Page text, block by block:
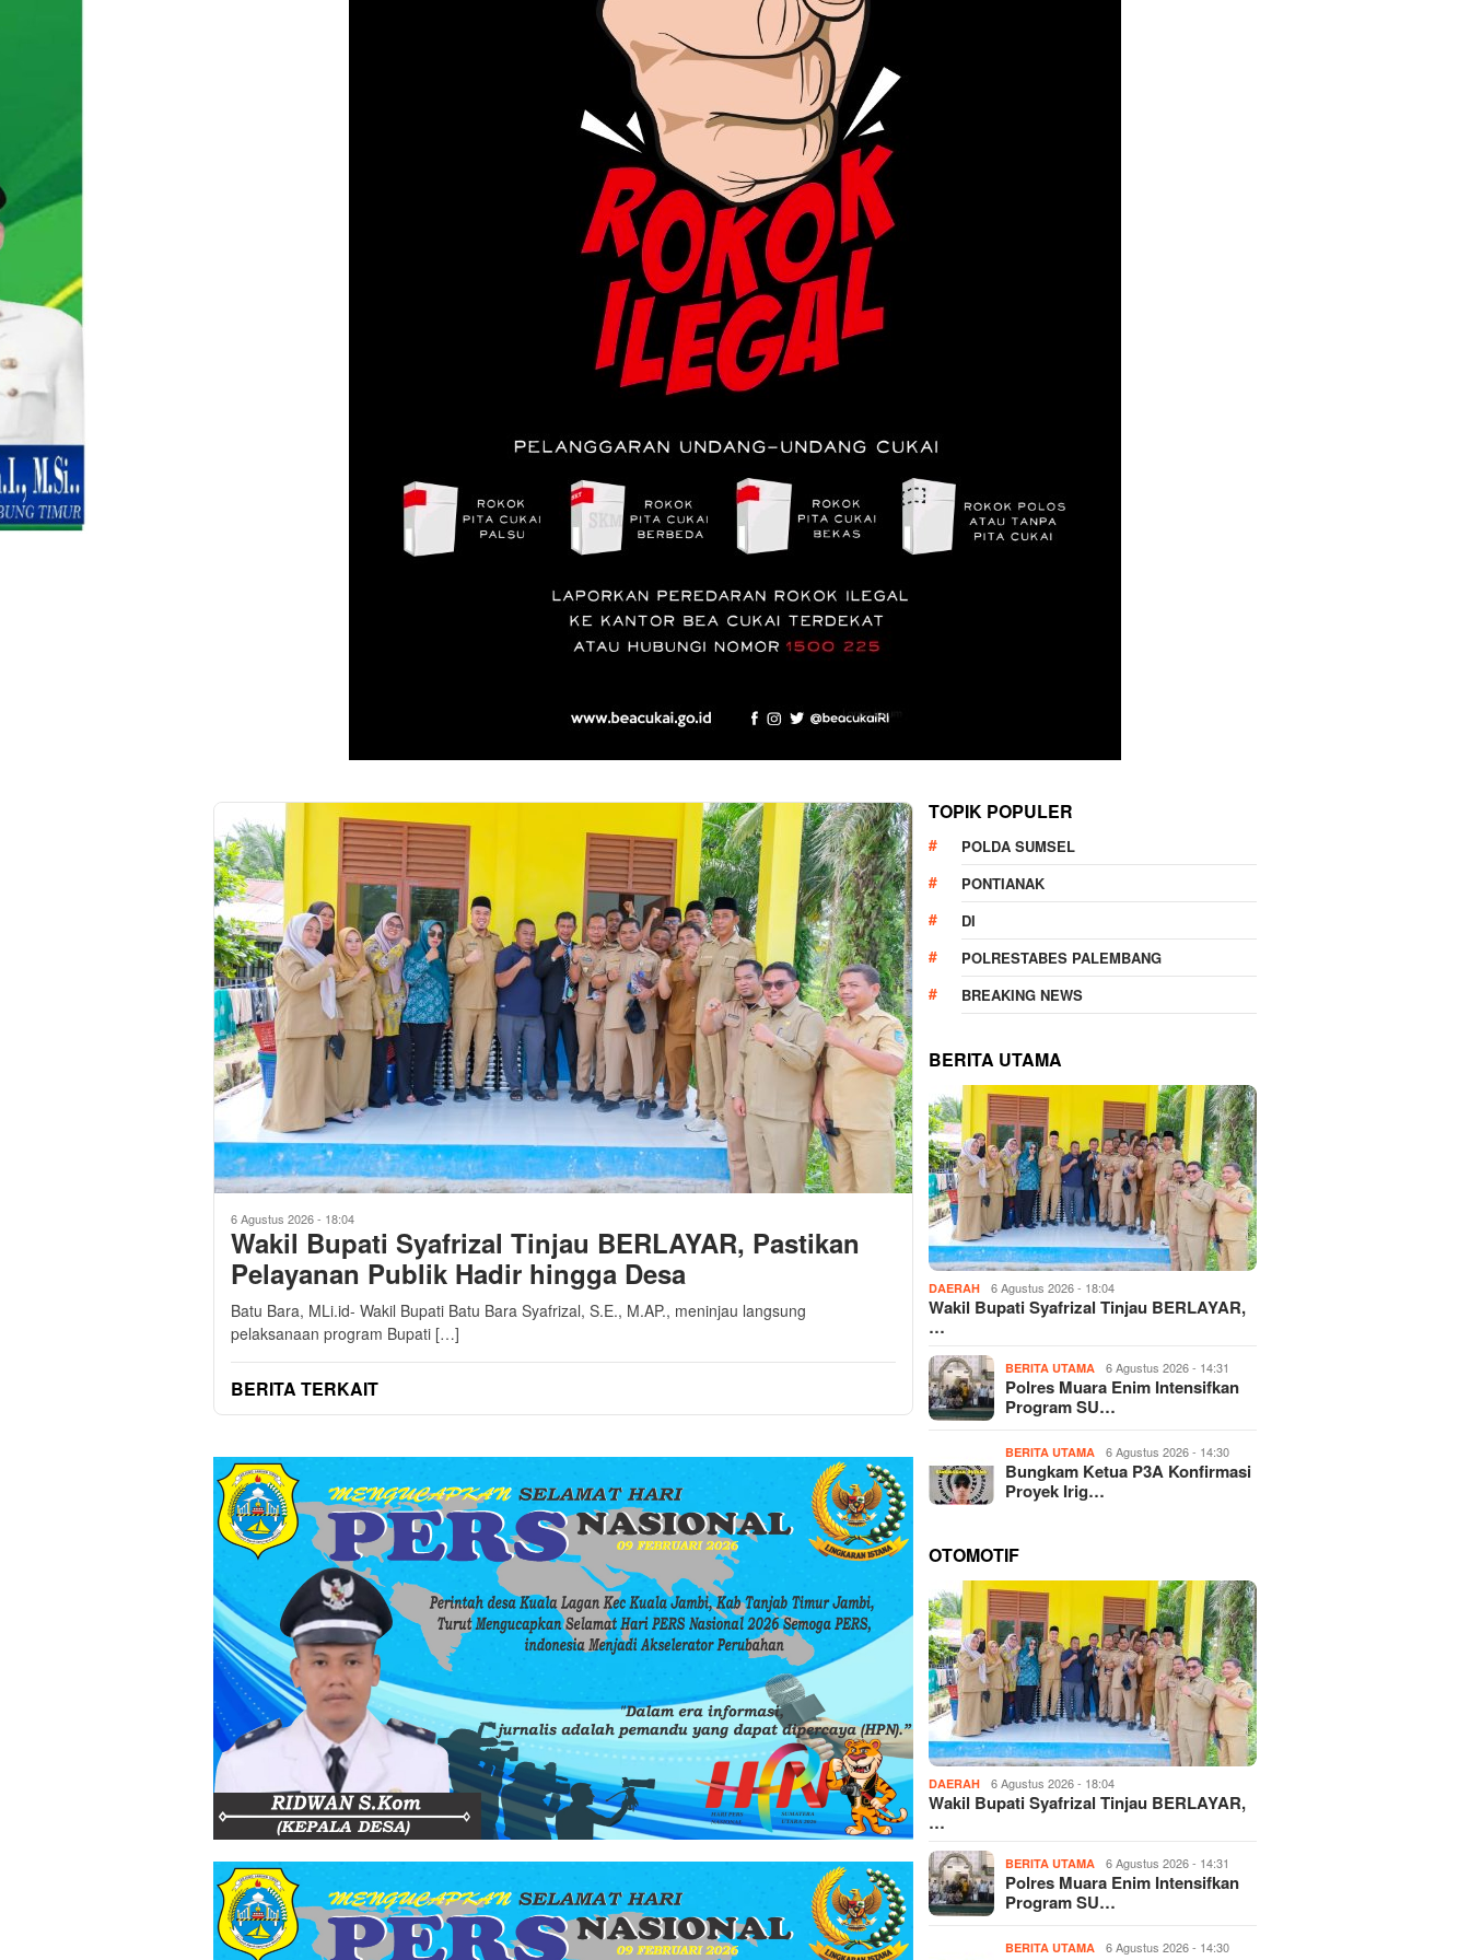
6 Agustus 2026 - 18:04
Wakil Bupati Syafrizal Tinjau BERLAYAR, Pastikan
Pelayanan Publik Hadir hingga Desa
Batu Bara, MLi.id- Wakil Bupati Batu Bara Syafrizal, S.E., M.AP., meninjau langsung
pelaksanaan program Bupati […]
BERITA TERKAIT
TOPIK POPULER
POLDA SUMSEL
PONTIANAK
DI
POLRESTABES PALEMBANG
BREAKING NEWS
BERITA UTAMA
DAERAH 6 Agustus 2026 - 18:04
Wakil Bupati Syafrizal Tinjau BERLAYAR,
…
BERITA UTAMA 6 Agustus 2026 - 14:31
Polres Muara Enim Intensifkan
Program SU…
BERITA UTAMA 6 Agustus 2026 - 14:30
Bungkam Ketua P3A Konfirmasi
Proyek Irig…
OTOMOTIF
DAERAH 6 Agustus 2026 - 18:04
Wakil Bupati Syafrizal Tinjau BERLAYAR,
…
BERITA UTAMA 6 Agustus 2026 - 14:31
Polres Muara Enim Intensifkan
Program SU…
BERITA UTAMA 6 Agustus 2026 - 14:30